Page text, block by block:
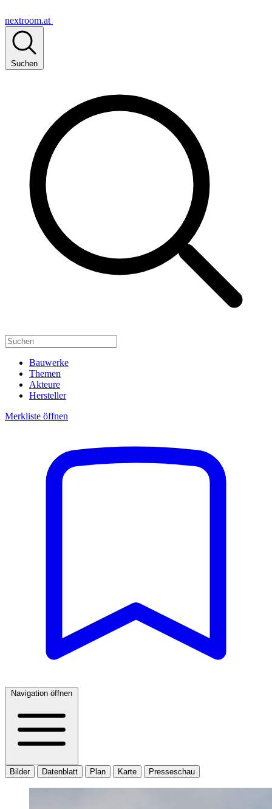
nextroom.at
Suchen
Bauwerke
Themen
Akteure
Hersteller
Merkliste öffnen
Navigation öffnen
Bilder Datenblatt Plan Karte Presseschau